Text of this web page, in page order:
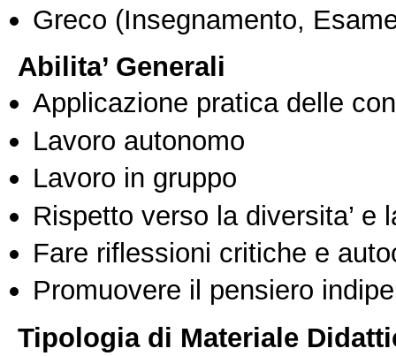
Greco (Insegnamento,
Abilita’ Generali
Applicazione pratica delle
Lavoro autonomo
Lavoro in gruppo
Rispetto verso la diversita’ e
Fare riflessioni critiche e
Promuovere il pensiero
Tipologia di Materiale